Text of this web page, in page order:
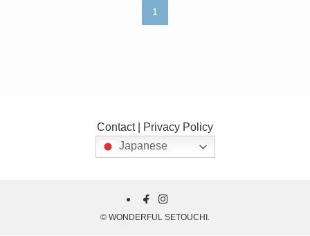
1
Contact| Privacy Policy
Japanese
© WONDERFUL SETOUCHI.